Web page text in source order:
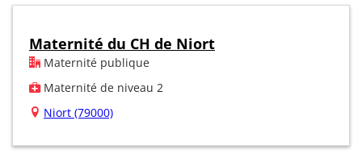
Maternité du CH de Niort
Maternité publique
Maternité de niveau 2
Niort (79000)